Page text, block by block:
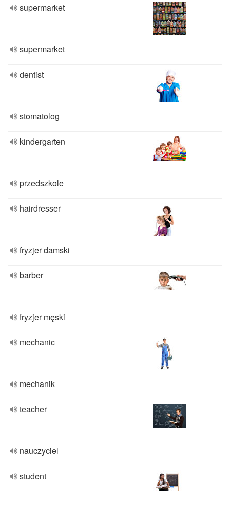
supermarket
supermarket
dentist
stomatolog
kindergarten
przedszkole
hairdresser
fryzjer damski
barber
fryzjer męski
mechanic
mechanik
teacher
nauczyciel
student